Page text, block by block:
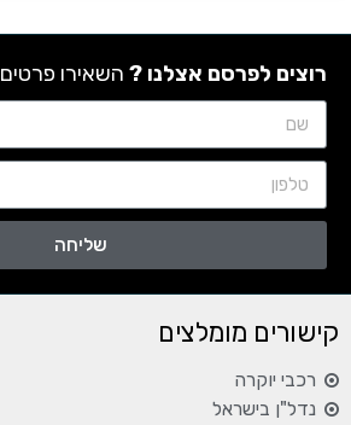
רוצים לפרסם אצלנו ? השאירו פרטים
שליחה
קישורים מומלצים
רכבי יוקרה
נדל"ן בישראל